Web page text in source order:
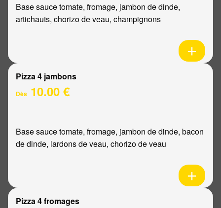
Base sauce tomate, fromage, jambon de dinde,
artichauts, chorizo de veau, champignons
Pizza 4 jambons
Dès 10.00 €
Base sauce tomate, fromage, jambon de dinde, bacon
de dinde, lardons de veau, chorizo de veau
Pizza 4 fromages